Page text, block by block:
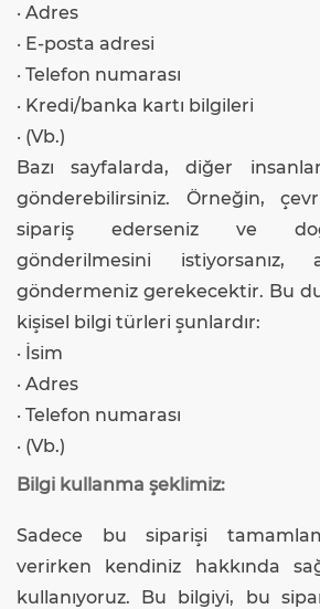
· Adres
· E-posta adresi
· Telefon numarası
· Kredi/banka kartı bilgileri
· (Vb.)
Bazı sayfalarda, diğer
gönderebilirsiniz. Örneğin,
sipariş ederseniz ve
gönderilmesini istiyorsanız,
göndermeniz gerekecektir. Bu
kişisel bilgi türleri şunlardır:
· İsim
· Adres
· Telefon numarası
· (Vb.)
Bilgi kullanma şeklimiz:
Sadece bu siparişi
verirken kendiniz hakkında
kullanıyoruz. Bu bilgiyi, bu